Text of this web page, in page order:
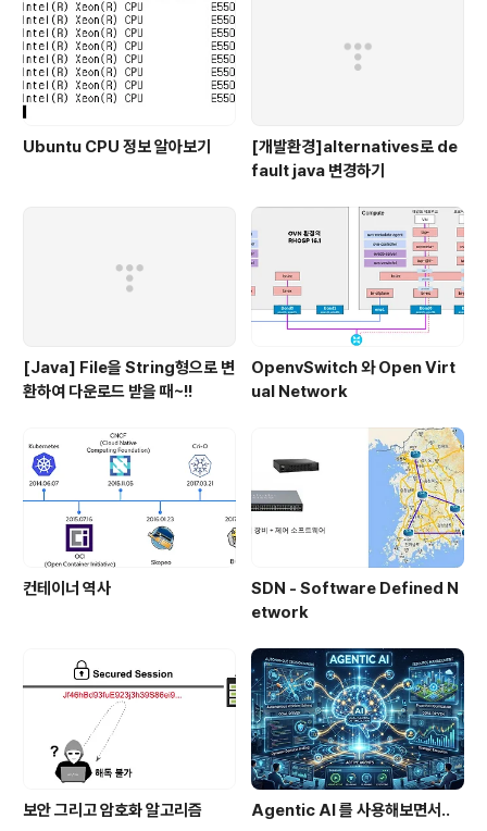
로 설정되어 있는것을 확인할 수 있습니다. stack@devs
tack:~$ ifconfig br-enp0s8 Link e..
Ubuntu CPU 정보 알아보기
[개발환경]alternatives로 de
fault java 변경하기
[Java] File을 String형으로 변
환하여 다운로드 받을 때~!!
OpenvSwitch 와 Open Virt
ual Network
컨테이너 역사
SDN - Software Defined N
etwork
보안 그리고 암호화 알고리즘 Agentic AI 를 사용해보면서..